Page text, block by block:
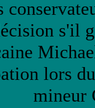
s'il
lors
mineur